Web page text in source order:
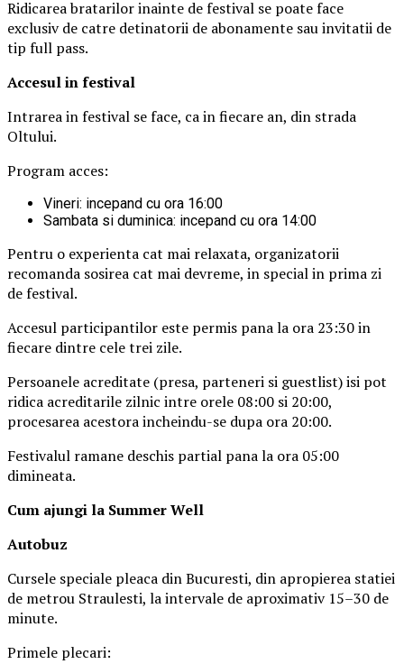
Ridicarea bratarilor inainte de festival se poate face
exclusiv de catre detinatorii de abonamente sau invitatii de
tip full pass.
Accesul in festival
Intrarea in festival se face, ca in fiecare an, din strada
Oltului.
Program acces:
Vineri: incepand cu ora 16:00
Sambata si duminica: incepand cu ora 14:00
Pentru o experienta cat mai relaxata, organizatorii
recomanda sosirea cat mai devreme, in special in prima zi
de festival.
Accesul participantilor este permis pana la ora 23:30 in
fiecare dintre cele trei zile.
Persoanele acreditate (presa, parteneri si guestlist) isi pot
ridica acreditarile zilnic intre orele 08:00 si 20:00,
procesarea acestora incheindu-se dupa ora 20:00.
Festivalul ramane deschis partial pana la ora 05:00
dimineata.
Cum ajungi la Summer Well
Autobuz
Cursele speciale pleaca din Bucuresti, din apropierea statiei
de metrou Straulesti, la intervale de aproximativ 15–30 de
minute.
Primele plecari: